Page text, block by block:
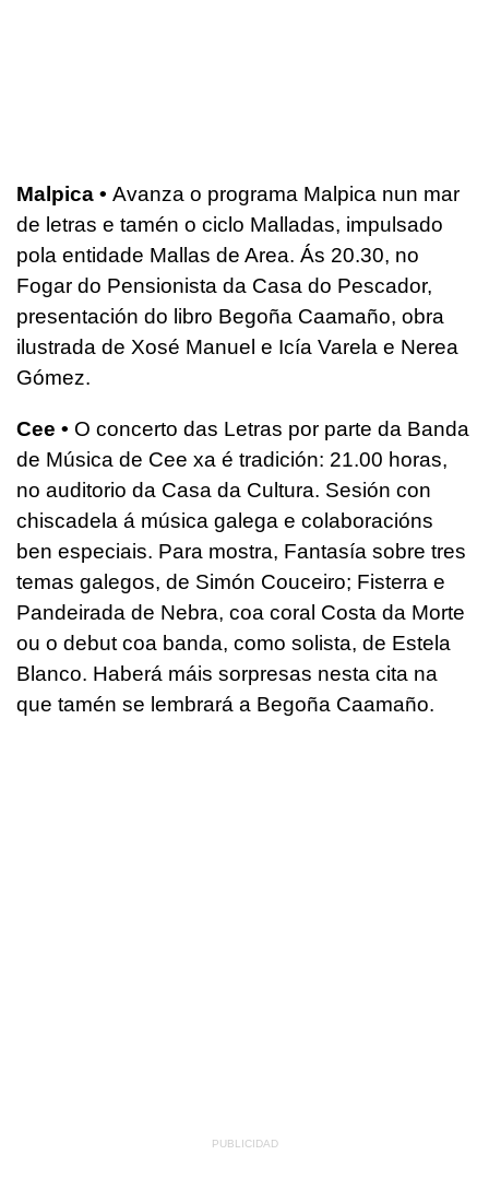
Malpica • Avanza o programa Malpica nun mar
de letras e tamén o ciclo Malladas, impulsado
pola entidade Mallas de Area. Ás 20.30, no
Fogar do Pensionista da Casa do Pescador,
presentación do libro Begoña Caamaño, obra
ilustrada de Xosé Manuel e Icía Varela e Nerea
Gómez.
Cee • O concerto das Letras por parte da Banda
de Música de Cee xa é tradición: 21.00 horas,
no auditorio da Casa da Cultura. Sesión con
chiscadela á música galega e colaboracións
ben especiais. Para mostra, Fantasía sobre tres
temas galegos, de Simón Couceiro; Fisterra e
Pandeirada de Nebra, coa coral Costa da Morte
ou o debut coa banda, como solista, de Estela
Blanco. Haberá máis sorpresas nesta cita na
que tamén se lembrará a Begoña Caamaño.